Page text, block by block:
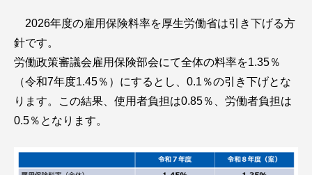
2026年度の雇用保険料率を厚生労働省は引き下げる方
針です。
労働政策審議会雇用保険部会にて全体の料率を1.35％
（令和7年度1.45％）にするとし、0.1％の引き下げとな
ります。この結果、使用者負担は0.85％、労働者負担は
0.5％となります。